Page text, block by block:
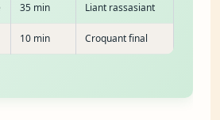
35 min Liant rassasiant
10 min Croquant final